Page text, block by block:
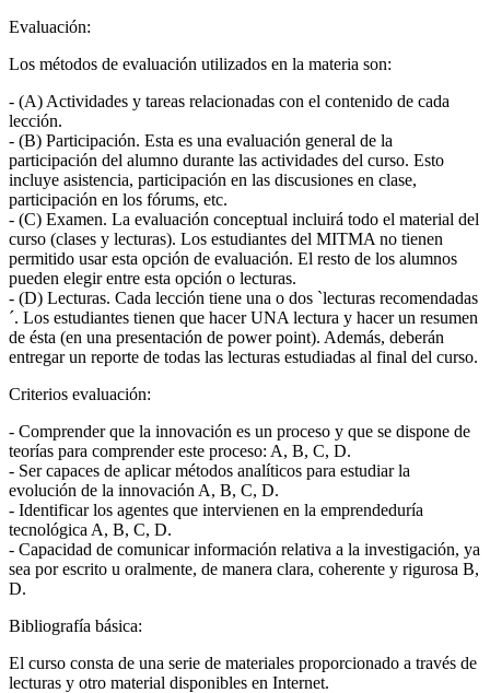
Evaluación:
Los métodos de evaluación utilizados en la materia son:
- (A) Actividades y tareas relacionadas con el contenido de cada
lección.
- (B) Participación. Esta es una evaluación general de la
participación del alumno durante las actividades del curso. Esto
incluye asistencia, participación en las discusiones en clase,
participación en los fórums, etc.
- (C) Examen. La evaluación conceptual incluirá todo el material del
curso (clases y lecturas). Los estudiantes del MITMA no tienen
permitido usar esta opción de evaluación. El resto de los alumnos
pueden elegir entre esta opción o lecturas.
- (D) Lecturas. Cada lección tiene una o dos `lecturas recomendadas
´. Los estudiantes tienen que hacer UNA lectura y hacer un resumen
de ésta (en una presentación de power point). Además, deberán
entregar un reporte de todas las lecturas estudiadas al final del curso.
Criterios evaluación:
- Comprender que la innovación es un proceso y que se dispone de
teorías para comprender este proceso: A, B, C, D.
- Ser capaces de aplicar métodos analíticos para estudiar la
evolución de la innovación A, B, C, D.
- Identificar los agentes que intervienen en la emprendeduría
tecnológica A, B, C, D.
- Capacidad de comunicar información relativa a la investigación, ya
sea por escrito u oralmente, de manera clara, coherente y rigurosa B,
D.
Bibliografía básica:
El curso consta de una serie de materiales proporcionado a través de
lecturas y otro material disponibles en Internet.